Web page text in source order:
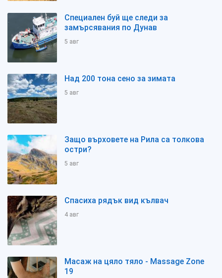
Специален буй ще следи за
замърсявания по Дунав
5 авг
Над 200 тона сено за зимата
5 авг
Защо върховете на Рила са толкова
остри?
5 авг
Спасиха рядък вид кълвач
4 авг
Масаж на цяло тяло - Massage Zone
19